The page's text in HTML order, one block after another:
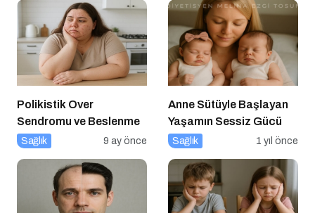
Polikistik Over
Sendromu ve Beslenme
Sağlık 9 ay önce
Anne Sütüyle Başlayan
Yaşamın Sessiz Gücü
Sağlık 1 yıl önce